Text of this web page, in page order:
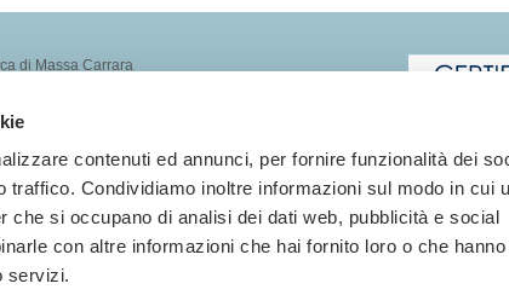
contenuti ed annunci, per fornire funzionalità dei
traffico. Condividiamo inoltre informazioni sul modo in cui
che si occupano di analisi dei dati web, pubblicità e social
con altre informazioni che hai fornito loro o che hanno
servizi.
di Massa Carrara